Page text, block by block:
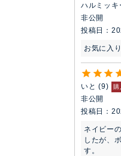
ハルミッキ
非公開
投稿日
お気に入
いと 9 購
非公開
投稿日
ネイビー
したが、
す。